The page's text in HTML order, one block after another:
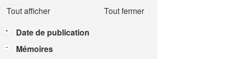
Tout fermer
Tout afficher
Date de publication
Mémoires